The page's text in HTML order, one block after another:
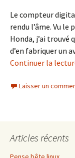
Le compteur
rendu l’âme. Vu le
Honda, j’ai trouvé
d’en fabriquer un
Continuer la
Laisser un
Articles récents